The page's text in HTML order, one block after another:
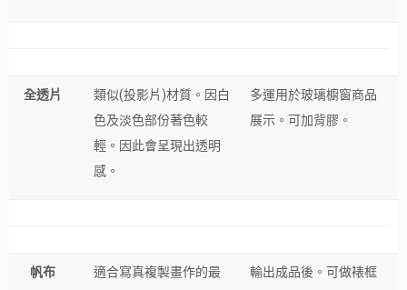
全透片
類似(投影片)材質。因白
色及淡色部份著色較
輕。因此會呈現出透明
感。
多運用於玻璃櫥窗商品
展示。可加背膠。
帆布
適合寫真複製畫作的最
輸出成品後。可做裱框